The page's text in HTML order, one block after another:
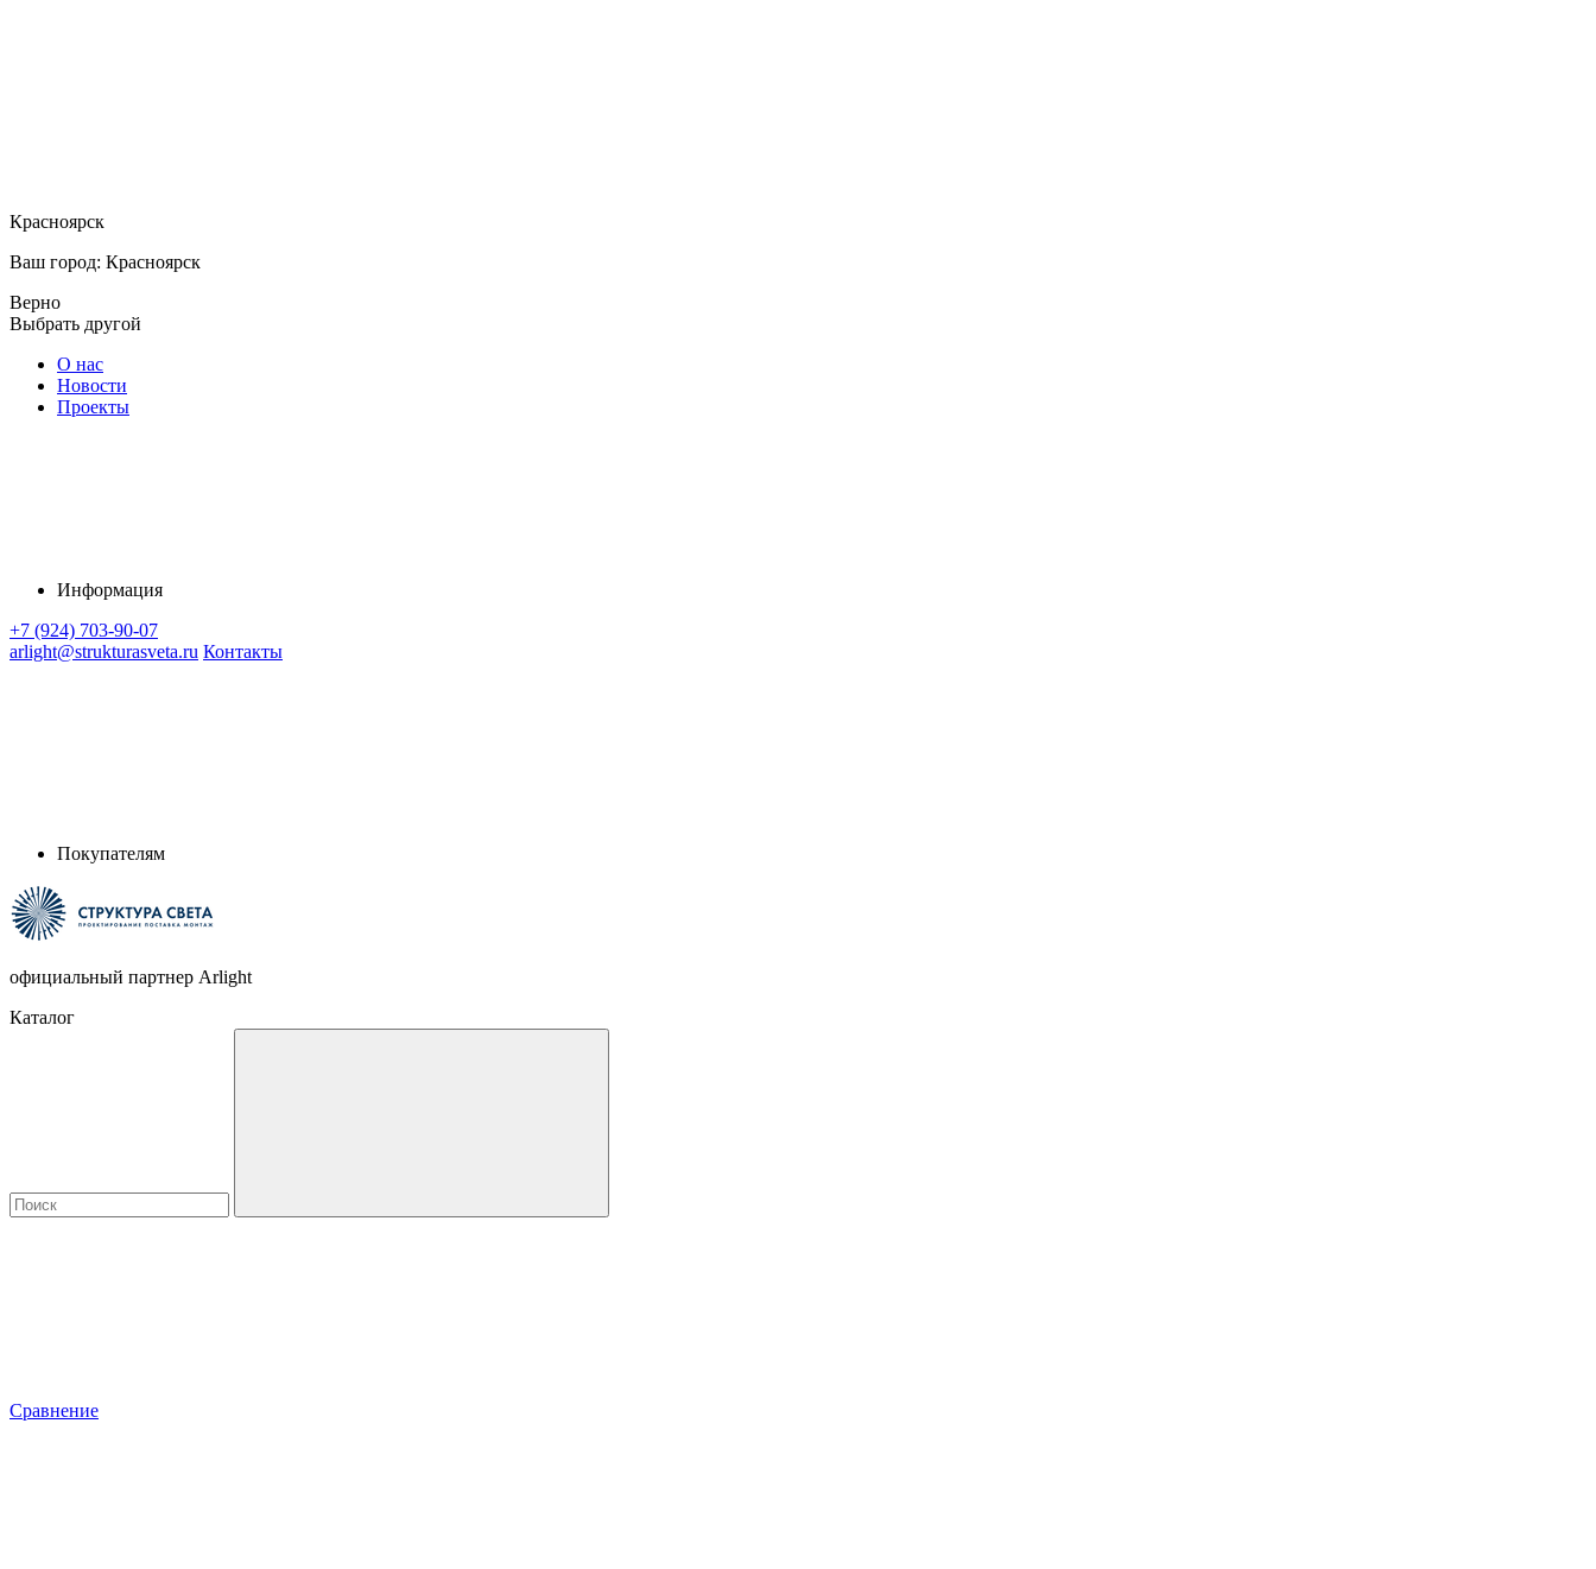
Красноярск
Ваш город: Красноярск
Верно
Выбрать другой
О нас
Новости
Проекты
Информация
+7 (924) 703-90-07
arlight@strukturasveta.ru Контакты
Покупателям
официальный партнер Arlight
Каталог
Сравнение